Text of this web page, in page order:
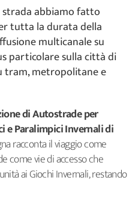
abbiamo fatto
tutta la durata della
multicanale su
particolare sulla città di
tram, metropolitane e
di Autostrade per
e Paralimpici Invernali di
racconta il viaggio come
come vie di accesso che
ai Giochi Invernali, restando